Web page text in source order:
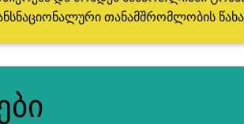
თანამშრომლობის